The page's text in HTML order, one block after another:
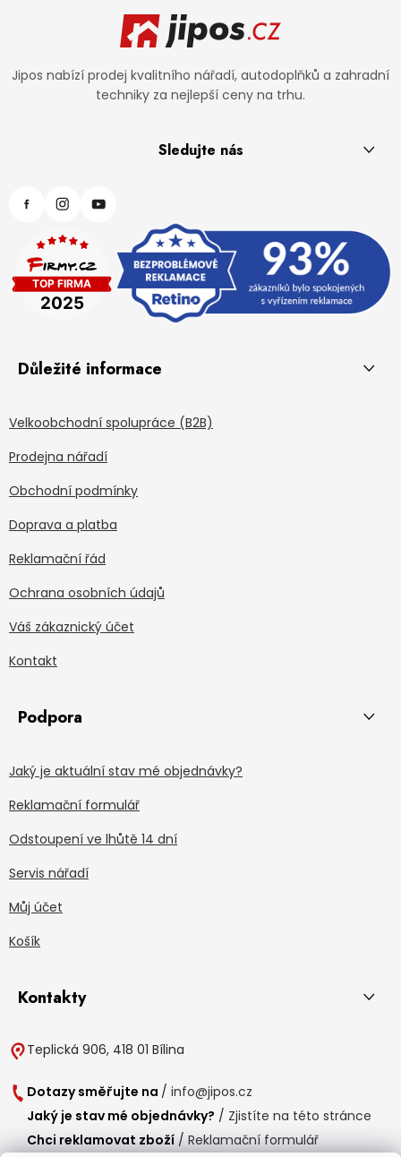
Jipos nabízí prodej kvalitního nářadí, autodoplňků a zahradní
techniky za nejlepší ceny na trhu.
Sledujte nás
Důležité informace
Velkoobchodní spolupráce (B2B)
Prodejna nářadí
Obchodní podmínky
Doprava a platba
Reklamační řád
Ochrana osobních údajů
Váš zákaznický účet
Kontakt
Podpora
Jaký je aktuální stav mé objednávky?
Reklamační formulář
Odstoupení ve lhůtě 14 dní
Servis nářadí
Můj účet
Košík
Kontakty
Teplická 906, 418 01 Bílina
Dotazy směřujte na / info@jipos.cz
Jaký je stav mé objednávky? / Zjistíte na této stránce
Chci reklamovat zboží / Reklamační formulář